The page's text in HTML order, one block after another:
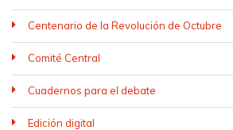
Centenario de la Revolución de Octubre
Comité Central
Cuadernos para el debate
Edición digital